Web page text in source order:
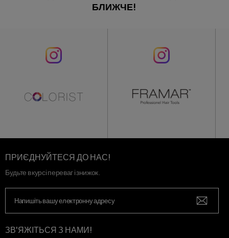
БЛИЖЧЕ!
ПРИЄДНУЙТЕСЯ ДО НАС!
Будьте в курсі переваг і знижок.
ЗВ'ЯЖІТЬСЯ З НАМИ!